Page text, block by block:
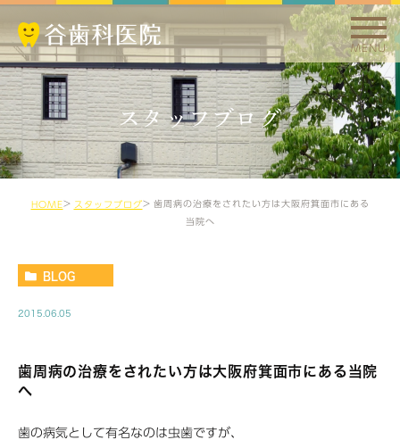
MENU
スタッフブログ
HOME スタッフブログ
歯周病の治療をされたい方は大阪府箕面市にある
当院へ
BLOG
2015.06.05
歯周病の治療をされたい方は大阪府箕面市にある当院
へ
歯の病気として有名なのは虫歯ですが、